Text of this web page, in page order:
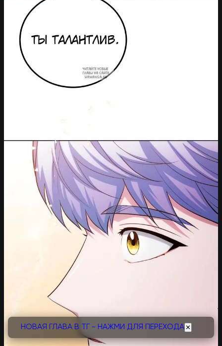
НОВАЯ ГЛАВА В ТГ - НАЖМИ ДЛЯ ПЕРЕХОДА ✕